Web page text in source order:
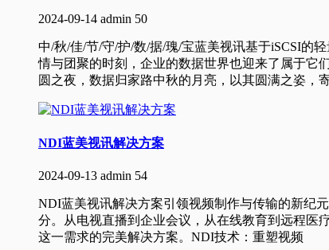
2024-09-14 admin 50
中/秋/佳/节/守/护/数/据/瑰/宝蓝美视讯基于iSCSI的
情与团聚的时刻，企业的数据世界也迎来了属于它
圆之夜，数据归家路中秋的月亮，以其圆满之姿，
NDI蓝美视讯解决方案
2024-09-13 admin 54
NDI蓝美视讯解决方案引领视频制作与传输的新纪
分。从电视直播到企业会议，从在线教育到远程医
这一需求的完美解决方案。NDI技术：重塑视频